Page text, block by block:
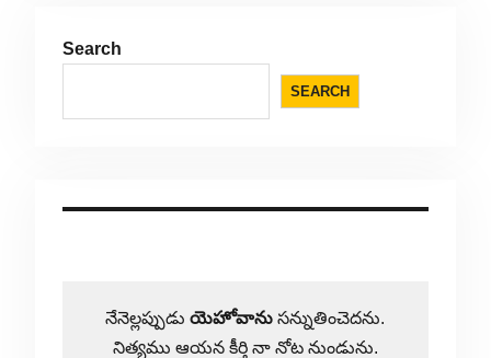
Search
SEARCH
నేనెల్లప్పుడుయెహోవాను సన్నుతించెదను.
నిత్యము ఆయన కీర్తి నా నోట నుండును.